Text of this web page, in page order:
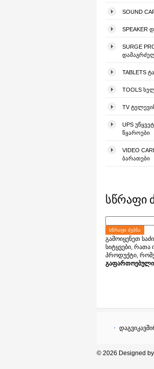
SOUND
SPEAKER
SURGE
TABLETS
TOOLS
TV
UPS
ᲬᲧᲐᲠᲝᲔᲑᲘ
VIDEO
ᲑᲐᲠᲐᲗᲔᲑᲘ
სწრაფი
ᲡᲬᲠᲐᲤᲘ ᲫᲔᲑᲜᲐ
გამოიყენეთ
სიტყვები, რათა
პროდუქტი,
გაფართოებული
© 2026 Designed by